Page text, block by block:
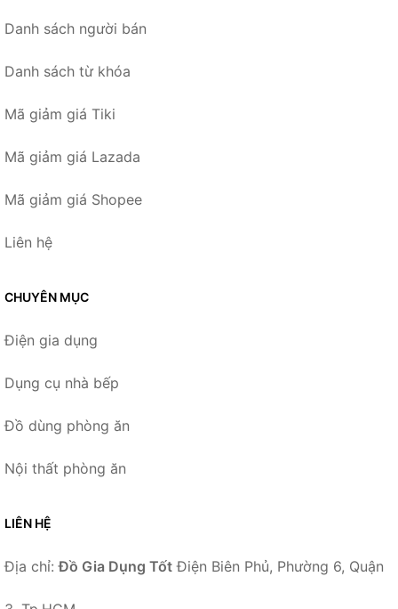
Danh sách người bán
Danh sách từ khóa
Mã giảm giá Tiki
Mã giảm giá Lazada
Mã giảm giá Shopee
Liên hệ
CHUYÊN MỤC
Điện gia dụng
Dụng cụ nhà bếp
Đồ dùng phòng ăn
Nội thất phòng ăn
LIÊN HỆ
Địa chỉ:Đồ Gia Dụng Tốt Điện Biên Phủ, Phường 6, Quận